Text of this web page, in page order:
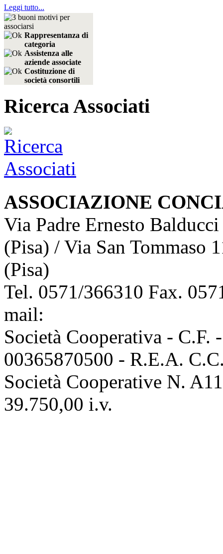
Leggi tutto...
Rappresentanza di
categoria
Assistenza alle
aziende associate
Costituzione di
società consortili
Ricerca Associati
ASSOCIAZIONE
Via Padre Ernesto
(Pisa) / Via San Tommaso
(Pisa)
Tel. 0571/366310 Fax.
mail:
Società Cooperativa - C.F.
00365870500 - R.E.A.
Società Cooperative N.
39.750,00 i.v.